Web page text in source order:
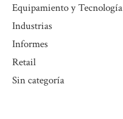
Equipamiento y Tecnología
Industrias
Informes
Retail
Sin categoría